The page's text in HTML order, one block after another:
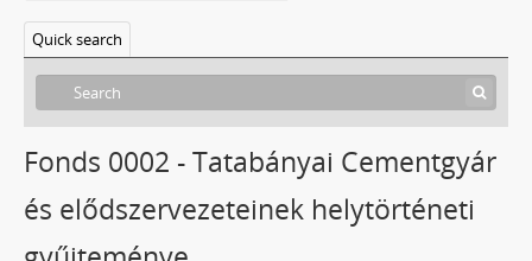
Quick search
Fonds 0002 - Tatabányai Cementgyár
és elődszervezeteinek helytörténeti
Tatabánya Megyei Jogú Város Levéltára
V - Mezővárosok, 1774 - 1969
VIII - Intézetek, Intézmények, 1906 - 2023
X - Egyesületek, 1896 - 2023